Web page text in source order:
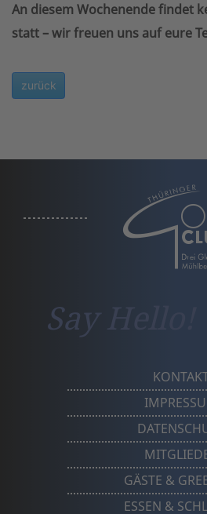
An diesem Wochenende findet
statt – wir freuen uns auf eure
zurück
Say Hello!
GÄSTE &
ESSEN &